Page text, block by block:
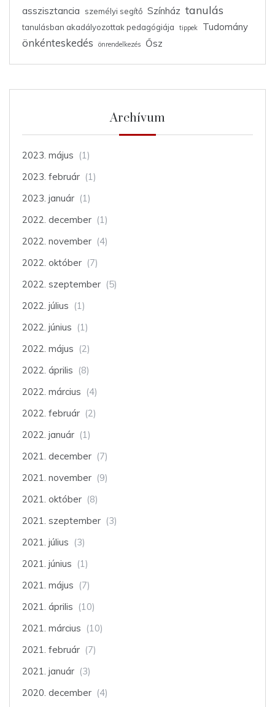
asszisztancia
személyi segítő Színház tanulás
tanulásban akadályozottak pedagógiája tippek Tudomány
önkénteskedés önrendelkezés Ősz
Archívum
2023. május (1)
2023. február (1)
2023. január (1)
2022. december (1)
2022. november (4)
2022. október (7)
2022. szeptember (5)
2022. július (1)
2022. június (1)
2022. május (2)
2022. április (8)
2022. március (4)
2022. február (2)
2022. január (1)
2021. december (7)
2021. november (9)
2021. október (8)
2021. szeptember (3)
2021. július (3)
2021. június (1)
2021. május (7)
2021. április (10)
2021. március (10)
2021. február (7)
2021. január (3)
2020. december (4)